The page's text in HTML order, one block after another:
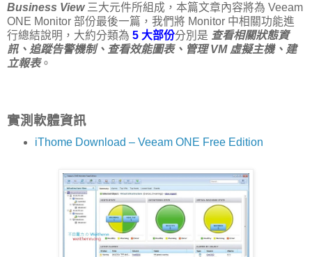
Business View三大元件所組成，本篇文章內容將為 Veeam
ONE Monitor 部份最後一篇，我們將 Monitor 中相關功能進
行總結說明，大約分類為 5 大部份分別是 查看相關狀態資
訊、追蹤告警機制、查看效能圖表、管理 VM 虛擬主機、建
立報表。
實測軟體資訊
iThome Download – Veeam ONE Free Edition